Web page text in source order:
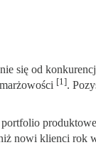
się od
[1].
nowi klienci rok